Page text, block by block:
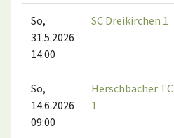
So,
31.5.2026
14:00
SC Dreikirchen 1
So,
14.6.2026
09:00
Herschbacher TC
1